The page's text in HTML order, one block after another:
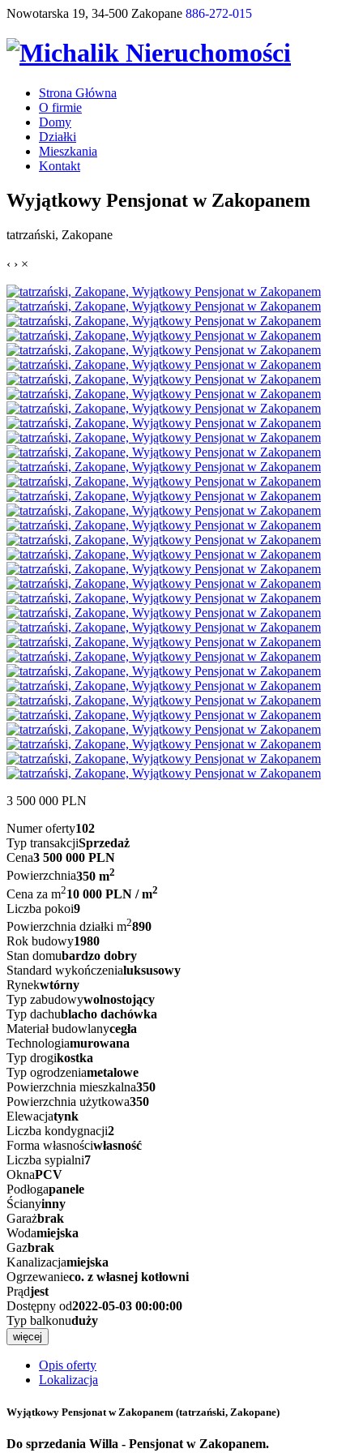
Nowotarska 19, 34-500 Zakopane 886-272-015
Strona Główna
O firmie
Domy
Działki
Mieszkania
Kontakt
Wyjątkowy Pensjonat w Zakopanem
tatrzański, Zakopane
‹ › ×
3 500 000 PLN
Numer oferty102
Typ transakcjiSprzedaż
Cena3 500 000 PLN
Powierzchnia350 m2
Cena za m210 000 PLN / m2
Liczba pokoi9
Powierzchnia działki m2890
Rok budowy1980
Stan domubardzo dobry
Standard wykończenialuksusowy
Rynekwtórny
Typ zabudowywolnostojący
Typ dachublacho dachówka
Materiał budowlanycegła
Technologiamurowana
Typ drogikostka
Typ ogrodzeniametalowe
Powierzchnia mieszkalna350
Powierzchnia użytkowa350
Elewacjatynk
Liczba kondygnacji2
Forma własnościwłasność
Liczba sypialni7
OknaPCV
Podłogapanele
Ścianyinny
Garażbrak
Wodamiejska
Gazbrak
Kanalizacjamiejska
Ogrzewanieco. z własnej kotłowni
Prądjest
Dostępny od2022-05-03 00:00:00
Typ balkonuduży
więcej
Opis oferty
Lokalizacja
Wyjątkowy Pensjonat w Zakopanem (tatrzański, Zakopane)
Do sprzedania Willa - Pensjonat w Zakopanem.